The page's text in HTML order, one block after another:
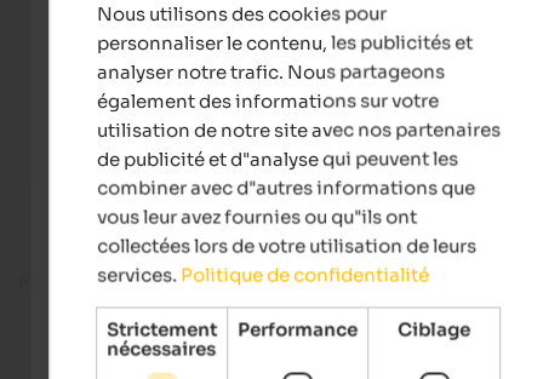
Fitness room
Nous utilisons des cookies pour
personnaliser le contenu, les publicités et
analyser notre trafic. Nous partageons
également des informations sur votre
utilisation de notre site avec nos partenaires
de publicité et d"analyse qui peuvent les
combiner avec d"autres informations que
vous leur avez fournies ou qu"ils ont
collectées lors de votre utilisation de leurs
services. Politique de confidentialité
Strictement
nécessaires
Performance Ciblage